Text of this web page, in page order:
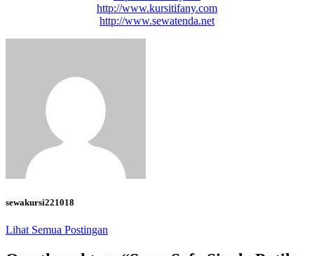
http://www.kursitifany.com
http://www.sewatenda.net
sewakursi221018
Lihat Semua Postingan